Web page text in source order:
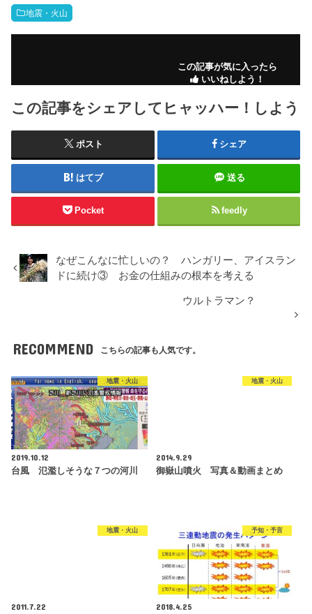
地震・火山
この記事が気に入ったら
いいねしよう！
この記事をシェアしてヒャッハー！しよう
ポスト シェア
はてブ 送る
Pocket feedly
なぜこんなに忙しいの？ ハンガリー、アイスラン
ドに続け③ お金の仕組みの根本を考える
ウルトラマン？
RECOMMEND こちらの記事も人気です。
地震・火山
2019.10.12
台風 氾濫しそうな７つの河川
地震・火山
2014.9.29
御嶽山噴火 写真＆動画まとめ
地震・火山
2011.7.22
予知・予言
2018.4.25